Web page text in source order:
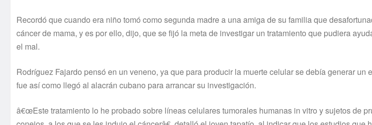
Recordó que cuando era niño tomó como segunda madre a una amiga de su familia que
cáncer de mama, y es por ello, dijo, que se fijó la meta de investigar un tratamiento que pudiera
el mal.
Rodrí­guez Fajardo pensó en un veneno, ya que para producir la muerte celular se debí­a generar un
fue así­ como llegó al alacrán cubano para arrancar su investigación.
â€œEste tratamiento lo he probado sobre lí­neas celulares tumorales humanas in vitro y sujetos de